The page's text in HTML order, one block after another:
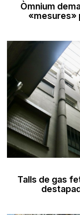
Òmnium
«mesures»
Talls de gas